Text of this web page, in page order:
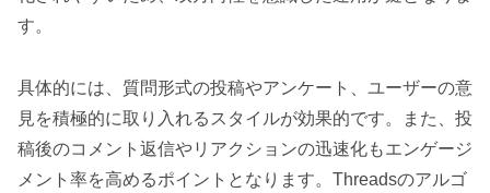
す。
具体的には、質問形式の投稿やアンケート、ユーザーの意
見を積極的に取り入れるスタイルが効果的です。また、投
稿後のコメント返信やリアクションの迅速化もエンゲージ
メント率を高めるポイントとなります。Threadsのアルゴ